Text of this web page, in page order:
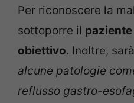
Per riconoscere la
sottoporre il paziente
obiettivo. Inoltre,
alcune patologie
reflusso gastro-